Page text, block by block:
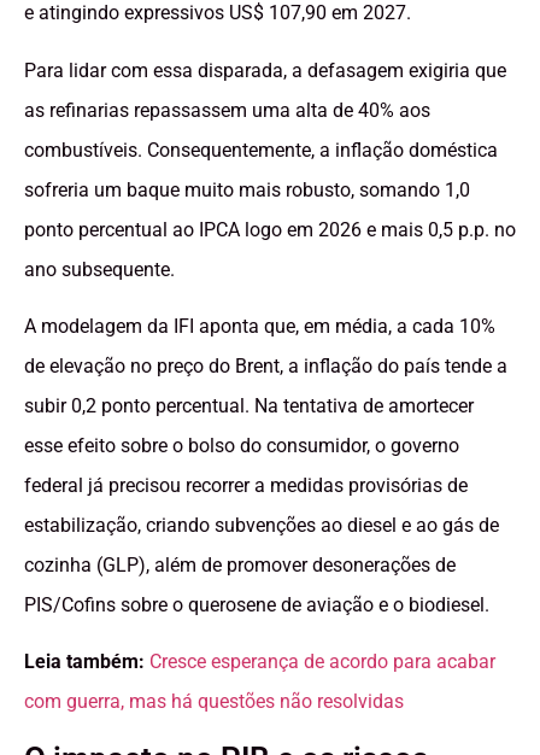
e atingindo expressivos US$ 107,90 em 2027.
Para lidar com essa disparada, a defasagem exigiria que
as refinarias repassassem uma alta de 40% aos
combustíveis. Consequentemente, a inflação doméstica
sofreria um baque muito mais robusto, somando 1,0
ponto percentual ao IPCA logo em 2026 e mais 0,5 p.p. no
ano subsequente.
A modelagem da IFI aponta que, em média, a cada 10%
de elevação no preço do Brent, a inflação do país tende a
subir 0,2 ponto percentual. Na tentativa de amortecer
esse efeito sobre o bolso do consumidor, o governo
federal já precisou recorrer a medidas provisórias de
estabilização, criando subvenções ao diesel e ao gás de
cozinha (GLP), além de promover desonerações de
PIS/Cofins sobre o querosene de aviação e o biodiesel.
Leia também: Cresce esperança de acordo para acabar
com guerra, mas há questões não resolvidas